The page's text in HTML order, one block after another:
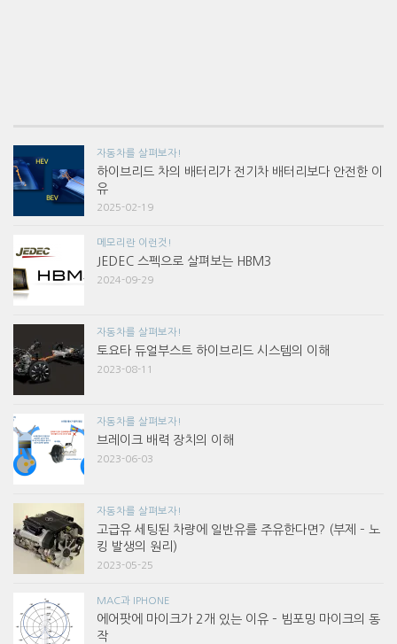
자동차를 살펴보자!
하이브리드 차의 배터리가 전기차 배터리보다 안전한 이
유
2025-02-19
메모리란 이런것!
JEDEC 스펙으로 살펴보는 HBM3
2024-09-29
자동차를 살펴보자!
토요타 듀얼부스트 하이브리드 시스템의 이해
2023-08-11
자동차를 살펴보자!
브레이크 배력 장치의 이해
2023-06-03
자동차를 살펴보자!
고급유 세팅된 차량에 일반유를 주유한다면? (부제 – 노
킹 발생의 원리)
2023-05-25
MAC과 IPHONE
에어팟에 마이크가 2개 있는 이유 – 빔포밍 마이크의 동
작